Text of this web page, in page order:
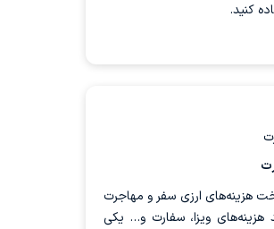
کنید.
هزینه‌های ارزی سفر و مهاجرت
هزینه‌های ویزا، سفارت و… یکی
به دور از هرگونه نگرانی و
تمام هزینه‌های مربوط به
ویزا، بلیط هواپیما و سایر
هزینه‌های مهاجرت را پرداخت کنید.